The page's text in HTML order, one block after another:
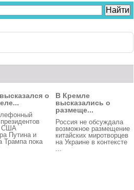
о
США
Путина и
Трампа пока
В Кремле
высказались о
размеще...
Россия не обсуждала
возможное размещение
китайских миротворцев
на Украине в контексте
...